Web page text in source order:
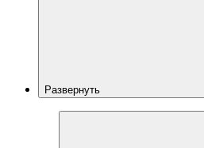
Развернуть